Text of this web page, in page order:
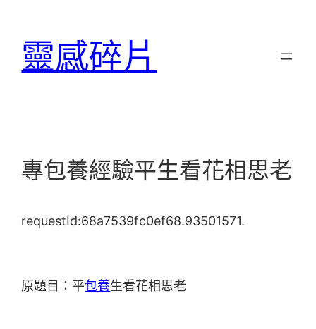
靈感碎片
專包養經驗平生看花相思老
requestId:68a7539fc0ef68.93501571.
原題目：平包養生看花相思老